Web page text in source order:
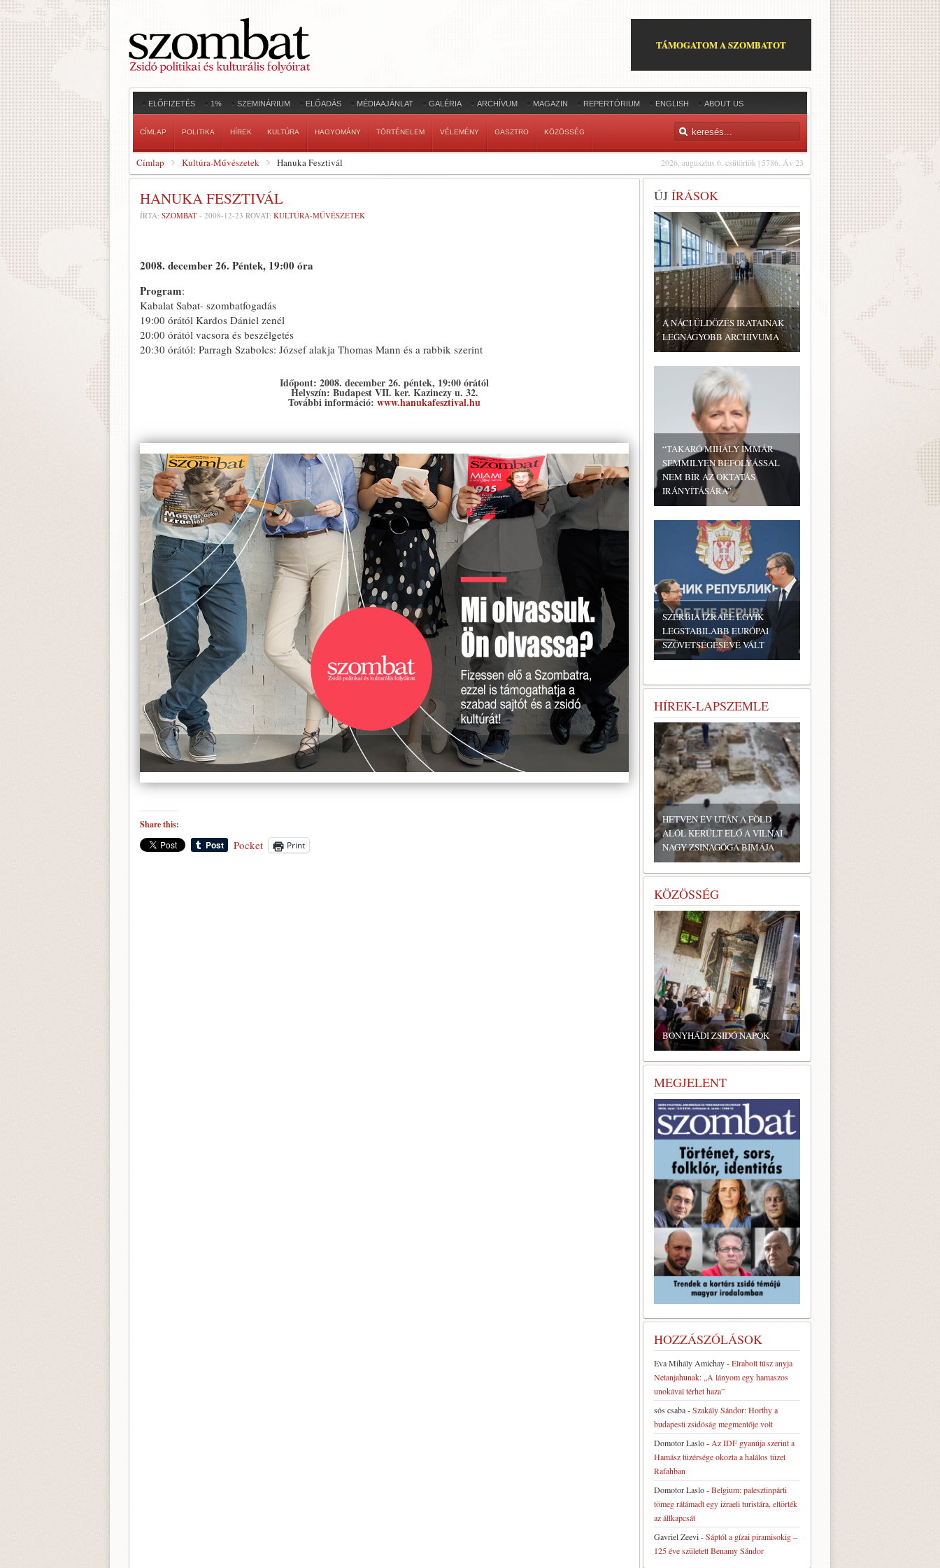
TÁMOGATOM A SZOMBATOT
ELŐFIZETÉS 1% SZEMINÁRIUM ELŐADÁS MÉDIAAJÁNLAT GALÉRIA ARCHÍVUM MAGAZIN REPERTÓRIUM ENGLISH ABOUT US
CÍMLAP POLITIKA HÍREK KULTÚRA HAGYOMÁNY TÖRTÉNELEM VÉLEMÉNY GASZTRO KÖZÖSSÉG
2026. augusztus 6, csütörtök | 5786. Áv 23
Címlap Kultúra-Művészetek Hanuka Fesztivál
HANUKA FESZTIVÁL
ÍRTA: SZOMBAT - 2008-12-23 ROVAT: KULTÚRA-MŰVÉSZETEK
2008. december 26. Péntek, 19:00 óra
Program:
Kabalat Sabat- szombatfogadás
19:00 órától Kardos Dániel zenél
20:00 órától vacsora és beszélgetés
20:30 órától: Parragh Szabolcs: József alakja Thomas Mann és a rabbik szerint
Időpont: 2008. december 26. péntek, 19:00 órától
Helyszín: Budapest VII. ker. Kazinczy u. 32.
További információ: www.hanukafesztival.hu
Share this:
Pocket Print
ÚJ ÍRÁSOK
A NÁCI ÜLDÖZÉS IRATAINAK
LEGNAGYOBB ARCHÍVUMA
“TAKARÓ MIHÁLY IMMÁR
SEMMILYEN BEFOLYÁSSAL
NEM BÍR AZ OKTATÁS
IRÁNYÍTÁSÁRA”
SZERBIA IZRAEL EGYIK
LEGSTABILABB EURÓPAI
SZÖVETSÉGESÉVÉ VÁLT
HÍREK-LAPSZEMLE
HETVEN ÉV UTÁN A FÖLD
ALÓL KERÜLT ELŐ A VILNAI
NAGY ZSINAGÓGA BIMÁJA
KÖZÖSSÉG
BONYHÁDI ZSIDÓ NAPOK
MEGJELENT
HOZZÁSZÓLÁSOK
Eva Mihály Amichay-Elrabolt túsz anyja
Netanjahunak: „A lányom egy hamaszos
unokával térhet haza”
sós csaba-Szakály Sándor: Horthy a
budapesti zsidóság megmentője volt
Domotor Laslo- Az IDF gyanúja szerint a
Hamász tüzérsége okozta a halálos tüzet
Rafahban
Domotor Laslo-Belgium: palesztinpárti
tömeg rátámadt egy izraeli turistára, eltörték
az állkapcsát
Gavriel Zeevi-Sáptól a gízai piramisokig –
125 éve született Benamy Sándor